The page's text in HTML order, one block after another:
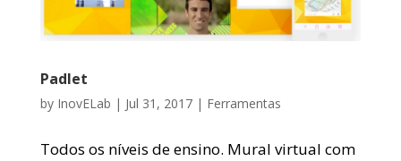
Padlet
by InovELab | Jul 31, 2017| Ferramentas
Todos os níveis de ensino. Mural virtual com